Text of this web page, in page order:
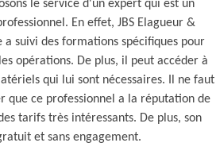
le service d'un expert qui est un
En effet, JBS Elagueur &
a suivi des formations spécifiques pour
opérations. De plus, il peut accéder à
qui lui sont nécessaires. Il ne faut
que ce professionnel a la réputation de
tarifs très intéressants. De plus, son
et sans engagement.